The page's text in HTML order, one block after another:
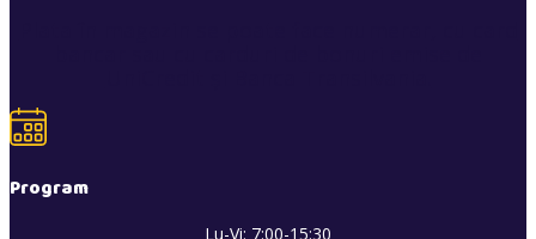
Program
Lu-Vi: 7:00-15:30